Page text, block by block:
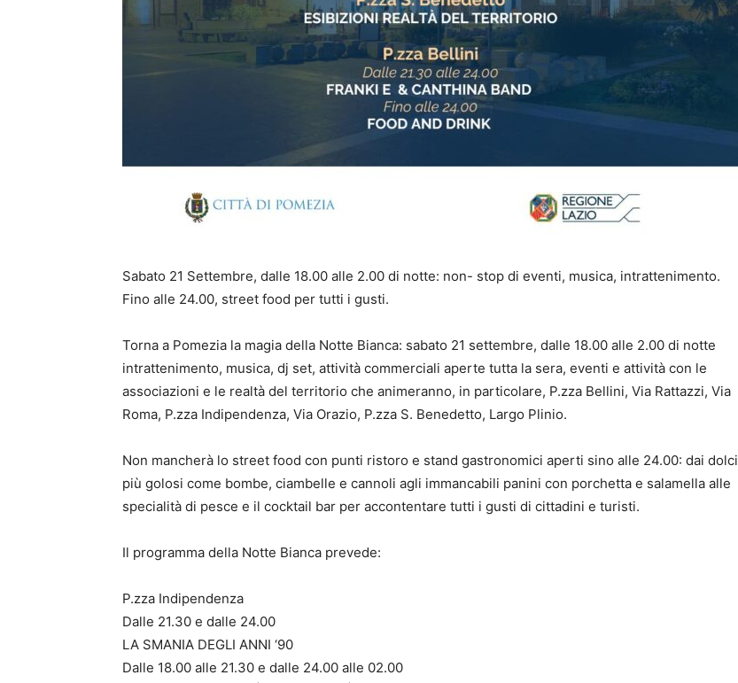
Sabato 21 Settembre, dalle 18.00 alle 2.00 di notte: non- stop di eventi, musica, intrattenimento.
Fino alle 24.00, street food per tutti i gusti.
Torna a Pomezia la magia della Notte Bianca: sabato 21 settembre, dalle 18.00 alle 2.00 di notte
intrattenimento, musica, dj set, attività commerciali aperte tutta la sera, eventi e attività con le
associazioni e le realtà del territorio che animeranno, in particolare, P.zza Bellini, Via Rattazzi, Via
Roma, P.zza Indipendenza, Via Orazio, P.zza S. Benedetto, Largo Plinio.
Non mancherà lo street food con punti ristoro e stand gastronomici aperti sino alle 24.00: dai dolci
più golosi come bombe, ciambelle e cannoli agli immancabili panini con porchetta e salamella alle
specialità di pesce e il cocktail bar per accontentare tutti i gusti di cittadini e turisti.
Il programma della Notte Bianca prevede:
P.zza Indipendenza
Dalle 21.30 e dalle 24.00
LA SMANIA DEGLI ANNI ‘90
Dalle 18.00 alle 21.30 e dalle 24.00 alle 02.00